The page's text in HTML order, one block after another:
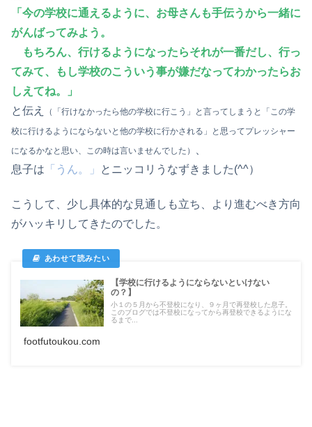
「今の学校に通えるように、お母さんも手伝うから一緒に
がんばってみよう。
もちろん、行けるようになったらそれが一番だし、 行っ
てみて、もし学校のこういう事が嫌だなってわかったらお
しえてね。」
と伝え
（「行けなかったら他の学校に行こう」と言ってしまうと「この学
校に行けるようにならないと他の学校に行かされる」と思ってプレッシャー
になるかなと思い、この時は言いませんでした）
息子は 「うん。」 とニッコリうなずきました(^^）
こうして、少し具体的な見通しも立ち、より進むべき方向
がハッキリしてきたのでした。
【学校に行けるようにならないといけない
の？】
小１の５月から不登校になり、９ヶ月で再登校した息子。
このブログでは不登校になってから再登校できるようにな
るまで...
footfutoukou.com